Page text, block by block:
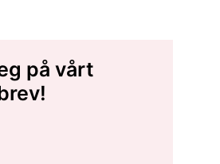
på vårt